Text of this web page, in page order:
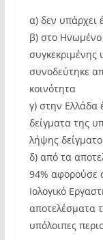
α) δεν υπάρχει
β) στο
συγκεκριμένης
συνοδεύτηκε
κοινότητα
γ) στην Ελλάδα
δείγματα της
λήψης
δ) από τα
94% αφορούσε
Ιολογικό
αποτελέσματα
υπόλοιπες